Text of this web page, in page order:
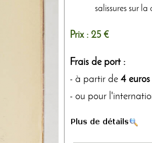
salissures sur la
Prix : 25 €
Frais de port :
- à partir de 4 euros
- ou pour